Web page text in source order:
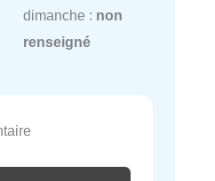
dimanche : non
renseigné